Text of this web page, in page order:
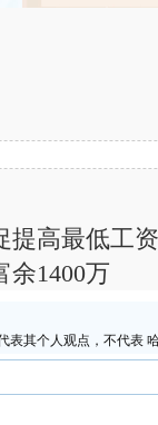
提高最低工资
余1400万
表其个人观点，不代表